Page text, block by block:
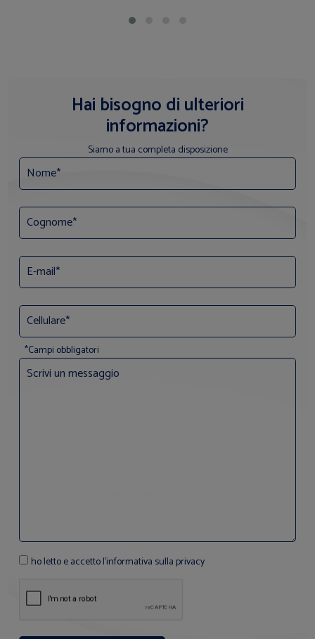
Hai bisogno di ulteriori
informazioni?
Siamo a tua completa disposizione
*Campi obbligatori
ho letto e accetto l'informativa sulla privacy